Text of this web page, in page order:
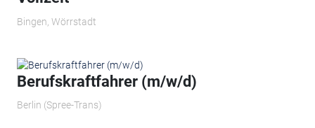
Bingen, Wörrstadt
Berufskraftfahrer (m/w/d)
Berlin (Spree-Trans)